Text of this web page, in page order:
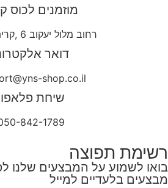
מוזמנים לכוס
רחוב מלול יעקוב 6 ,קרית שמונה
דואר
shop.co.il
שיחת
842-1789
רשימת תפוצה
בואו לשמוע על המבצעים שלנו
מבצעים בלעדיים למייל